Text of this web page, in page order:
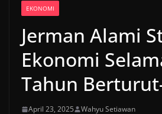
EKONOMI
Jerman Alami
Ekonomi
Tahun
April 23, 2025 Wahyu Setiawan